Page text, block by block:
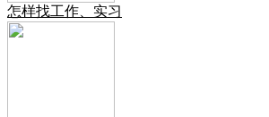
怎样找工作、实习